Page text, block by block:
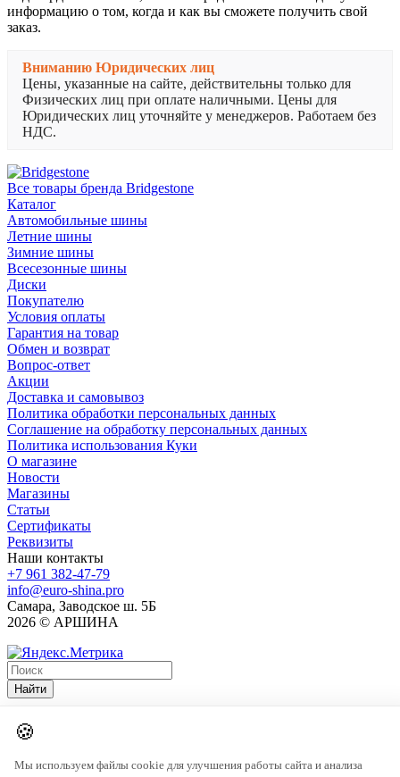
информацию о том, когда и как вы сможете получить свой
заказ.
Вниманию Юридических лиц
Цены, указанные на сайте, действительны только для
Физических лиц при оплате наличными. Цены для
Юридических лиц уточняйте у менеджеров. Работаем без
НДС.
Все товары бренда Bridgestone
Каталог
Автомобильные шины
Летние шины
Зимние шины
Всесезонные шины
Диски
Покупателю
Условия оплаты
Гарантия на товар
Обмен и возврат
Вопрос-ответ
Акции
Доставка и самовывоз
Политика обработки персональных данных
Соглашение на обработку персональных данных
Политика использования Куки
О магазине
Новости
Магазины
Статьи
Сертификаты
Реквизиты
Наши контакты
+7 961 382-47-79
info@euro-shina.pro
Самара, Заводское ш. 5Б
2026 © АРШИНА
Найти
🍪
Мы используем файлы cookie для улучшения работы сайта и анализа